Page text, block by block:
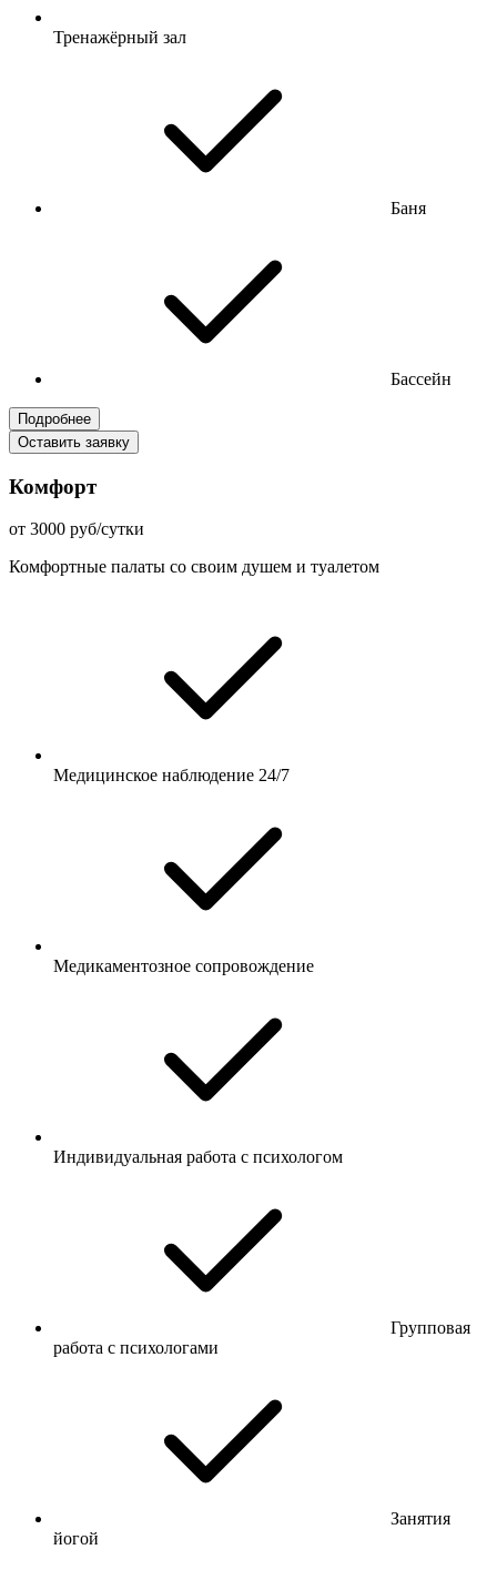
Тренажёрный зал
Баня
Бассейн
Подробнее
Оставить заявку
Комфорт
от 3000 руб/сутки
Комфортные палаты со своим душем и туалетом
Медицинское наблюдение 24/7
Медикаментозное сопровождение
Индивидуальная работа с психологом
Групповая
работа с психологами
Занятия
йогой